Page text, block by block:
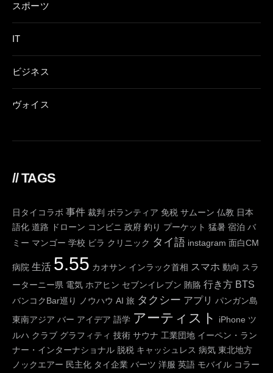
スポーツ
IT
ビジネス
ヴォイス
// TAGS
日タイコラボ 事件 裁判 ボランティア 免税 サムーン 仏教 日本
語化 道路 ドローン コンビニ 政府 釣り プーケット 猛暑 宿泊 バ
ミー マンゴー 学校 ビラ クリニック タイ語 instagram 面白CM
病院 生活 5.55 カオサン インラック首相 スマホ 動向 スラ
ーターニー県 電気 ホアヒン セブンイレブン 賄賂 行き方 BTS
バンコクBar巡り ノウハウ AI 旅 タクシー アプリ パンガン島
東南アジア バー アイデア 語学 アーティスト iPhone ツ
ルハ クラブ グラフィティ 技術 サウナ 工業団地 イーペン・ラン
ナー・インターナショナル 脱税 キャッシュレス 病気 東北地方
ノックエアー 民主化 タイ企業 バーツ 洋服 英語 モバイル コラー